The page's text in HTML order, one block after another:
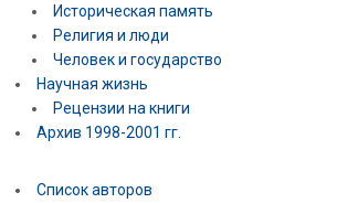
Историческая память
Религия и люди
Человек и государство
Научная жизнь
Рецензии на книги
Архив 1998-2001 гг.
Список авторов